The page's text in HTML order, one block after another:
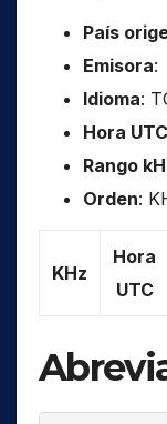
País
Emisora:
Idioma:
Hora UTC
Rango
Orden:
KHz
Hora
UTC